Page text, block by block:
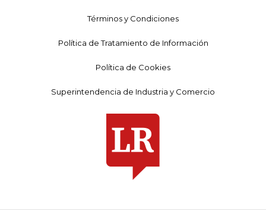
Términos y Condiciones
Política de Tratamiento de Información
Política de Cookies
Superintendencia de Industria y Comercio